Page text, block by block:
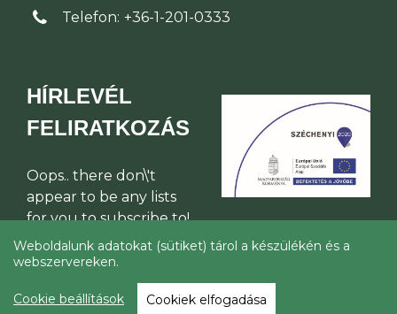
Telefon: +36-1-201-0333
HÍRLEVÉL
FELIRATKOZÁS
Oops.. there don\'t
appear to be any lists
for you to subscribe to!
© Építési Vállalkozók Országos
Szakszövetsége 2026
Weboldalunk adatokat (sütiket) tárol a készülékén és a
webszervereken.
Cookie beállítások Cookiek elfogadása